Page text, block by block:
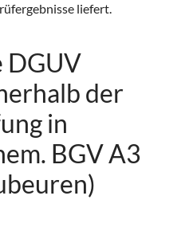
liefert.
DGUV
der
in
BGV A3